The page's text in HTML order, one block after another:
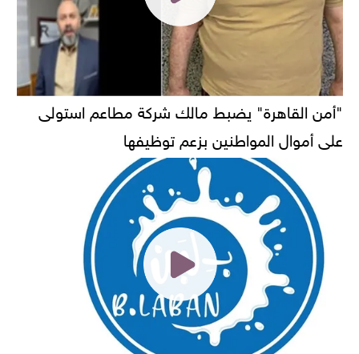
"أمن القاهرة" يضبط مالك شركة مطاعم استولى
على أموال المواطنين بزعم توظيفها